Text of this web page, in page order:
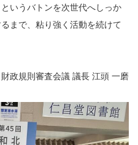
いうバトンを次世代へしっか
まで、粘り強く活動を続けて
財政規則審査会議 議長 江頭 一磨